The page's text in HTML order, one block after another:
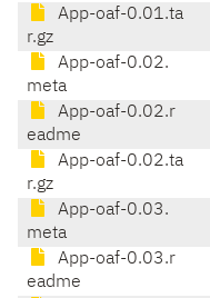
App-oaf-0.01.ta
r.gz
App-oaf-0.02.
meta
App-oaf-0.02.r
eadme
App-oaf-0.02.ta
r.gz
App-oaf-0.03.
meta
App-oaf-0.03.r
eadme